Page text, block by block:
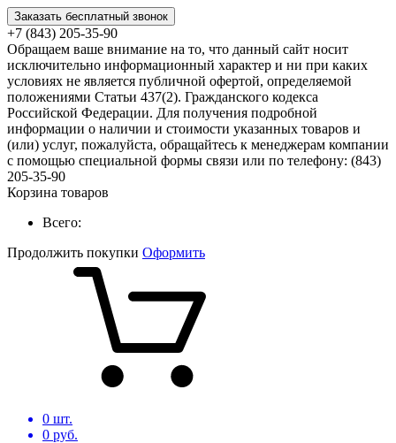
Заказать бесплатный звонок
+7 (843) 205-35-90
Обращаем ваше внимание на то, что данный сайт носит
исключительно информационный характер и ни при каких
условиях не является публичной офертой, определяемой
положениями Статьи 437(2). Гражданского кодекса
Российской Федерации. Для получения подробной
информации о наличии и стоимости указанных товаров и
(или) услуг, пожалуйста, обращайтесь к менеджерам компании
с помощью специальной формы связи или по телефону: (843)
205-35-90
Корзина товаров
Всего:
Продолжить покупки Оформить
0 шт.
0 руб.